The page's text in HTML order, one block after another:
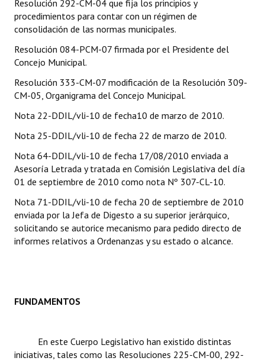
DOCUMENTOS
Informes de Gestión
Dictámenes Asesoría Letrada
Actas de Sesión
Ejecución Presupuestaria
NORMATIVA
Resoluciones
INSTITUCIONAL
Resolución 292-CM-04 que fija los principios y
procedimientos para contar con un régimen de
consolidación de las normas municipales.
Resolución 084-PCM-07 firmada por el Presidente del
Concejo Municipal.
Resolución 333-CM-07 modificación de la Resolución 309-
CM-05, Organigrama del Concejo Municipal.
Nota 22-DDIL/vli-10 de fecha10 de marzo de 2010.
Nota 25-DDIL/vli-10 de fecha 22 de marzo de 2010.
Nota 64-DDIL/vli-10 de fecha 17/08/2010 enviada a
Asesoría Letrada y tratada en Comisión Legislativa del día
01 de septiembre de 2010 como nota Nº 307-CL-10.
Nota 71-DDIL/vli-10 de fecha 20 de septiembre de 2010
enviada por la Jefa de Digesto a su superior jerárquico,
solicitando se autorice mecanismo para pedido directo de
informes relativos a Ordenanzas y su estado o alcance.
FUNDAMENTOS
En este Cuerpo Legislativo han existido distintas
iniciativas, tales como las Resoluciones 225-CM-00, 292-